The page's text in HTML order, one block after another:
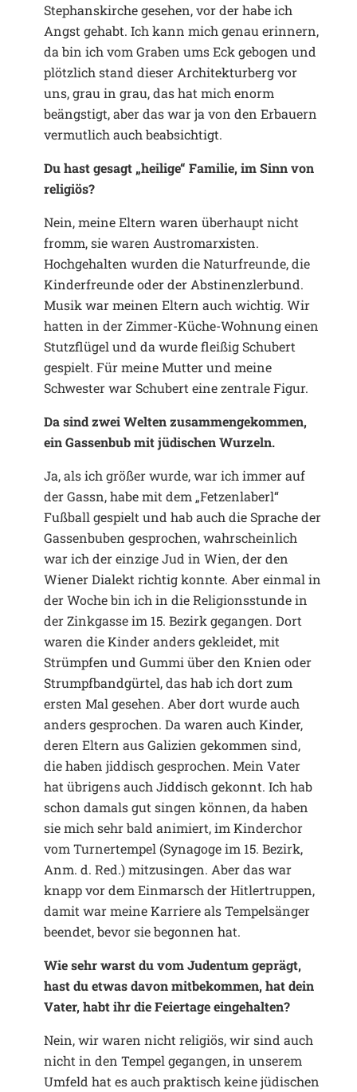
Stephanskirche gesehen, vor der habe ich
Angst gehabt. Ich kann mich genau erinnern,
da bin ich vom Graben ums Eck gebogen und
plötzlich stand dieser Architekturberg vor
uns, grau in grau, das hat mich enorm
beängstigt, aber das war ja von den Erbauern
vermutlich auch beabsichtigt.
Du hast gesagt „heilige“ Familie, im Sinn von
religiös?
Nein, meine Eltern waren überhaupt nicht
fromm, sie waren Austromarxisten.
Hochgehalten wurden die Naturfreunde, die
Kinderfreunde oder der Abstinenzlerbund.
Musik war meinen Eltern auch wichtig. Wir
hatten in der Zimmer-Küche-Wohnung einen
Stutzflügel und da wurde fleißig Schubert
gespielt. Für meine Mutter und meine
Schwester war Schubert eine zentrale Figur.
Da sind zwei Welten zusammengekommen,
ein Gassenbub mit jüdischen Wurzeln.
Ja, als ich größer wurde, war ich immer auf
der Gassn, habe mit dem „Fetzenlaberl“
Fußball gespielt und hab auch die Sprache der
Gassenbuben gesprochen, wahrscheinlich
war ich der einzige Jud in Wien, der den
Wiener Dialekt richtig konnte. Aber einmal in
der Woche bin ich in die Religionsstunde in
der Zinkgasse im 15. Bezirk gegangen. Dort
waren die Kinder anders gekleidet, mit
Strümpfen und Gummi über den Knien oder
Strumpfbandgürtel, das hab ich dort zum
ersten Mal gesehen. Aber dort wurde auch
anders gesprochen. Da waren auch Kinder,
deren Eltern aus Galizien gekommen sind,
die haben jiddisch gesprochen. Mein Vater
hat übrigens auch Jiddisch gekonnt. Ich hab
schon damals gut singen können, da haben
sie mich sehr bald animiert, im Kinderchor
vom Turnertempel (Synagoge im 15. Bezirk,
Anm. d. Red.) mitzusingen. Aber das war
knapp vor dem Einmarsch der Hitlertruppen,
damit war meine Karriere als Tempelsänger
beendet, bevor sie begonnen hat.
Wie sehr warst du vom Judentum geprägt,
hast du etwas davon mitbekommen, hat dein
Vater, habt ihr die Feiertage eingehalten?
Nein, wir waren nicht religiös, wir sind auch
nicht in den Tempel gegangen, in unserem
Umfeld hat es auch praktisch keine jüdischen